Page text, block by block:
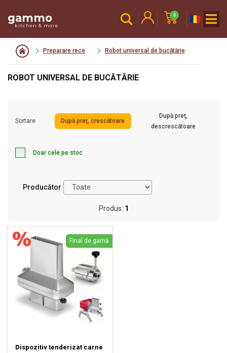
gammo
kitchen & more
0
Preparare rece Robot universal de bucătărie
ROBOT UNIVERSAL DE BUCĂTĂRIE
Sortare După preț, crescătoare
După preț,
descrescătoare
Doar cele pe stoc
Producător
Produs: 1
Final de gamă
Dispozitiv tenderizat carne